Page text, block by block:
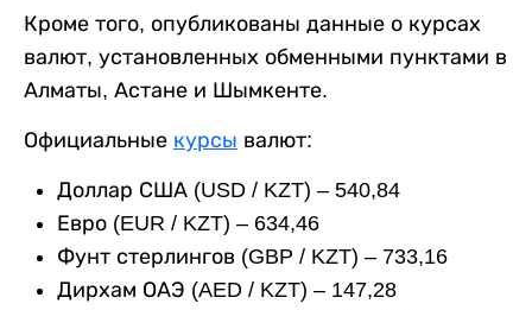
Кроме того, опубликованы данные о курсах
валют, установленных обменными пунктами в
Алматы, Астане и Шымкенте.
Официальные курсы валют:
Доллар США (USD / KZT) – 540,84
Евро (EUR / KZT) – 634,46
Фунт стерлингов (GBP / KZT) – 733,16
Дирхам ОАЭ (AED / KZT) – 147,28